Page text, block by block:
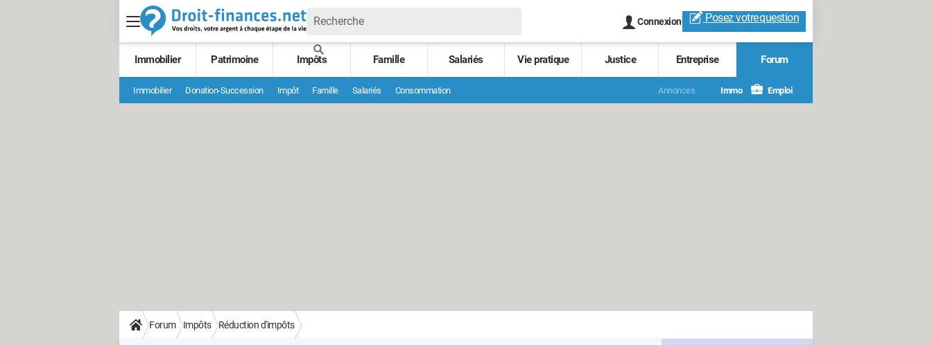
Connexion Posez votrequestion
Immobilier Patrimoine Impôts Famille Salariés Vie pratique Justice Entreprise Forum
Immobilier Donation-Succession Impôt Famille Salariés Consommation Annonces Immo Emploi
Forum Impôts Réduction d'impôts